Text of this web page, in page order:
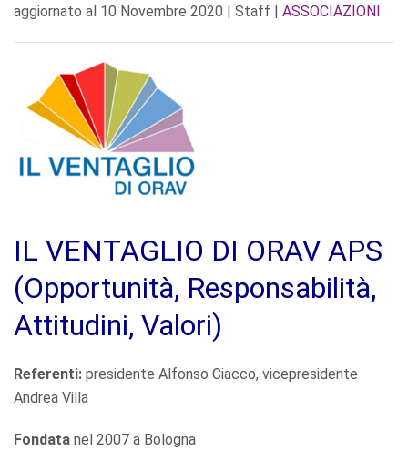
aggiornato al 10 Novembre 2020 | Staff | ASSOCIAZIONI
IL VENTAGLIO DI ORAV APS
(Opportunità, Responsabilità,
Attitudini, Valori)
Referenti: presidente Alfonso Ciacco, vicepresidente
Andrea Villa
Fondata nel 2007 a Bologna